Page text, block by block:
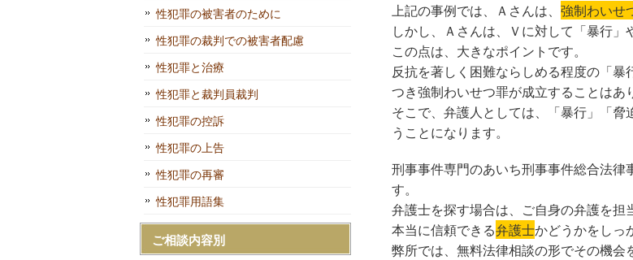
上記の事例では、Ａさんは、 強制わいせ
しかし、Ａさんは、Ｖに対して「暴行」
この点は、大きなポイントです。
反抗を著しく困難ならしめる程度の「
つき強制わいせつ罪が成立することはあ
そこで、弁護人としては、「暴行」「脅
うことになります。
刑事事件専門のあいち刑事事件総合法律
す。
弁護士を探す場合は、ご自身の弁護を担
本当に信頼できる弁護士かどうかをしっ
弊所では、無料法律相談の形でその機会
性犯罪の被害者のために
性犯罪の裁判での被害者配慮
性犯罪と治療
性犯罪と裁判員裁判
性犯罪の控訴
性犯罪の上告
性犯罪の再審
性犯罪用語集
ご相談内容別